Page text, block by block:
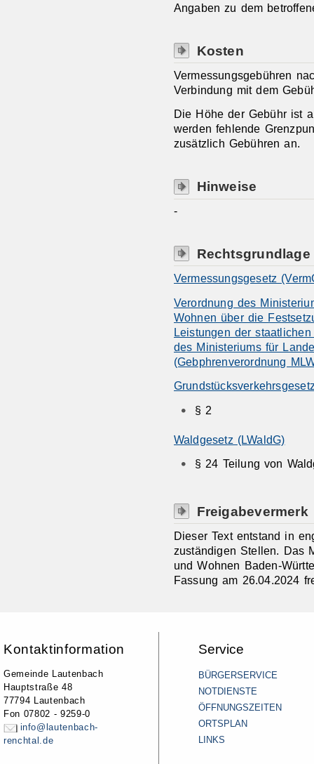
Angaben zu dem
Kosten
Vermessungsgebühren
Verbindung mit dem
Die Höhe der Gebühr ist
werden fehlende
zusätzlich Gebühren an.
Hinweise
-
Rechtsgrundlage
Vermessungsgesetz
Verordnung des
Wohnen über die
Leistungen der
des Ministeriums für
(Gebphrenverordnung
§ 2
Waldgesetz (LWaldG)
§ 24 Teilung von
Freigabevermerk
Dieser Text entstand in
zuständigen Stellen. Das
und Wohnen Baden-
Fassung am 26.04.2024
Kontaktinformation
Gemeinde Lautenbach
Hauptstraße 48
77794 Lautenbach
Fon 07802 - 9259-0
info@lautenbach-
renchtal.de
Service
BÜRGERSERVICE
NOTDIENSTE
ÖFFNUNGSZEITEN
ORTSPLAN
LINKS